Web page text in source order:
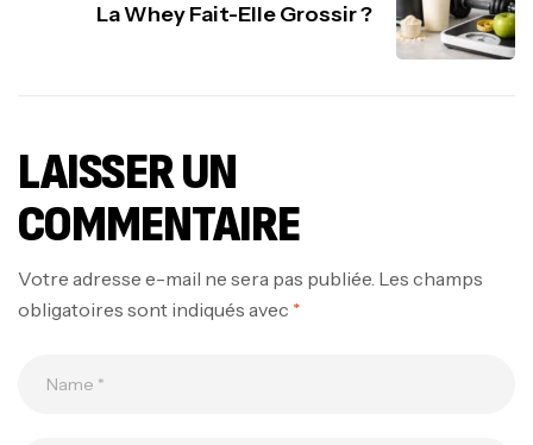
La Whey Fait-Elle Grossir ?
LAISSER UN
COMMENTAIRE
Votre adresse e-mail ne sera pas publiée. Les champs
obligatoires sont indiqués avec *